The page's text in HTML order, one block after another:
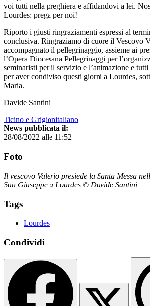
voi tutti nella preghiera e affidandovi a lei.
Lourdes: prega per noi!
Riporto i giusti ringraziamenti espressi al
conclusiva. Ringraziamo di cuore il Vescovo
accompagnato il pellegrinaggio, assieme ai
l’Opera Diocesana Pellegrinaggi per
seminaristi per il servizio e l’animazione e
per aver condiviso questi giorni a Lourdes,
Maria.
Davide Santini
Ticino e Grigionitaliano
News pubblicata il:
28/08/2022 alle 11:52
Foto
Il vescovo Valerio presiede la Santa Messa
San Giuseppe a Lourdes © Davide Santini
Tags
Lourdes
Condividi